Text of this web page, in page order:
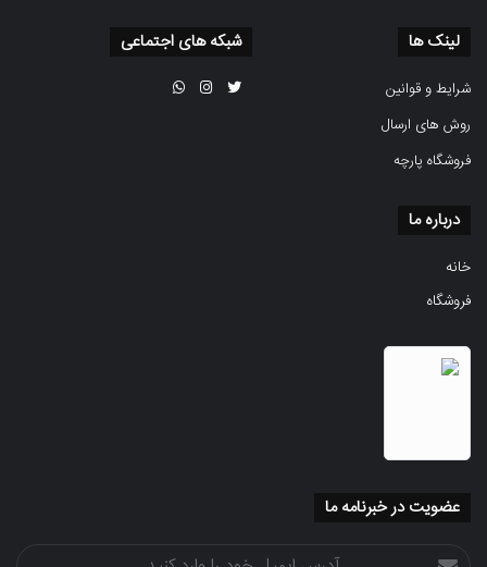
لینک ها
شرایط و قوانین
روش های ارسال
فروشگاه پارچه
شبکه های اجتماعی
درباره ما
خانه
فروشگاه
عضویت در خبرنامه ما
آدرس